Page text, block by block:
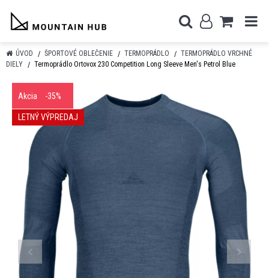
ÚVOD ŠPORTOVÉ OBLEČENIE TERMOPRÁDLO
TERMOPRÁDLO VRCHNÉ
DIELY
Termoprádlo Ortovox 230 Competition Long Sleeve Men's Petrol Blue
Akcia -35%
LETNÝ VÝPREDAJ